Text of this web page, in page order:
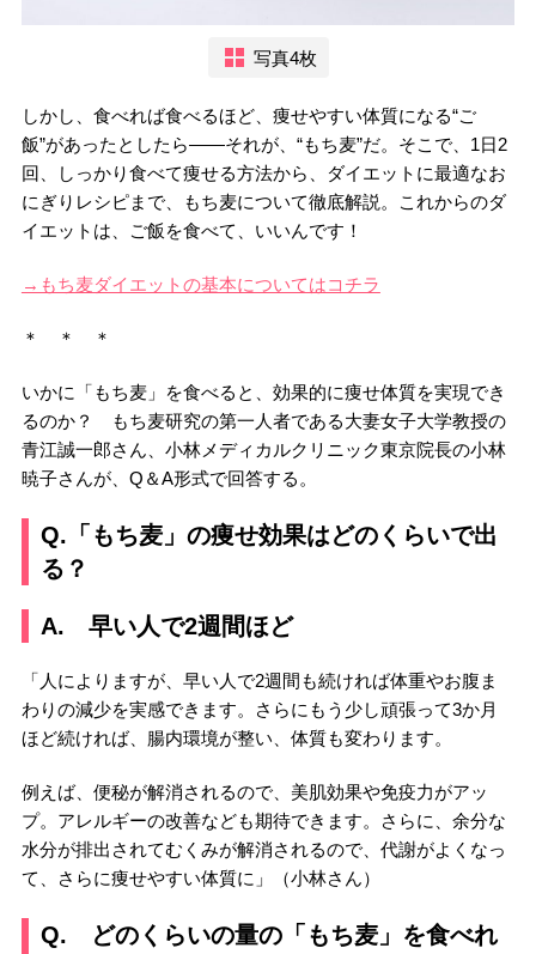
写真4枚
しかし、食べれば食べるほど、痩せやすい体質になる“ご
飯”があったとしたら――それが、“もち麦”だ。そこで、1日2
回、しっかり食べて痩せる方法から、ダイエットに最適なお
にぎりレシピまで、もち麦について徹底解説。これからのダ
イエットは、ご飯を食べて、いいんです！
→もち麦ダイエットの基本についてはコチラ
＊ ＊ ＊
いかに「もち麦」を食べると、効果的に痩せ体質を実現でき
るのか？ もち麦研究の第一人者である大妻女子大学教授の
青江誠一郎さん、小林メディカルクリニック東京院長の小林
暁子さんが、Q＆A形式で回答する。
Q.「もち麦」の痩せ効果はどのくらいで出
る？
A. 早い人で2週間ほど
「人によりますが、早い人で2週間も続ければ体重やお腹ま
わりの減少を実感できます。さらにもう少し頑張って3か月
ほど続ければ、腸内環境が整い、体質も変わります。
例えば、便秘が解消されるので、美肌効果や免疫力がアッ
プ。アレルギーの改善なども期待できます。さらに、余分な
水分が排出されてむくみが解消されるので、代謝がよくなっ
て、さらに痩せやすい体質に」（小林さん）
Q. どのくらいの量の「もち麦」を食べれ